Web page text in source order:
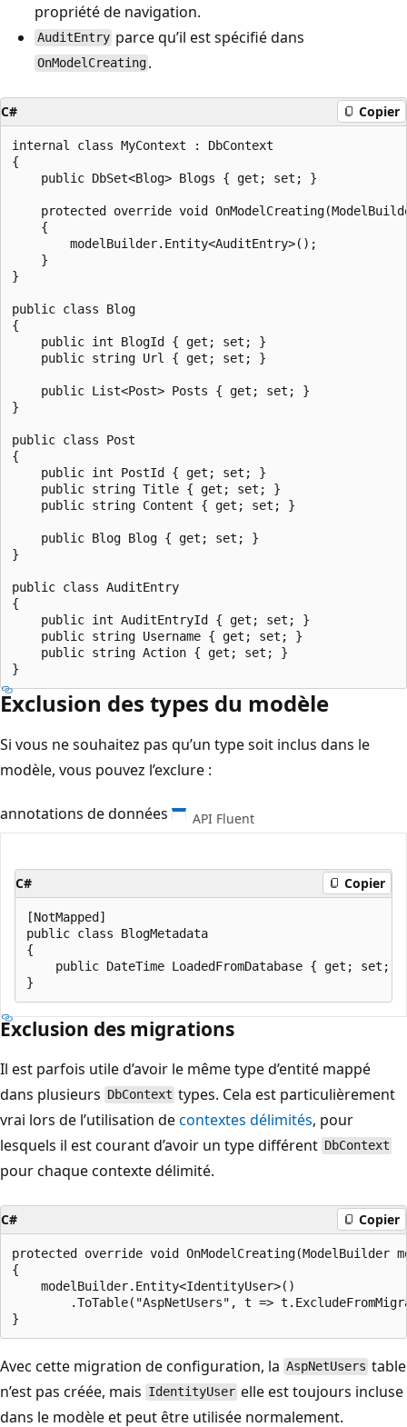
propriété de navigation.
AuditEntry parce qu’il est spécifié dans
OnModelCreating .
C# Copier
internal class MyContext : DbContext
{
    public DbSet<Blog> Blogs { get; set; }
protected override void
    {
        modelBuilder.Entity<AuditEntry>();
    }
}
public class Blog
{
    public int BlogId { get; set; }
    public string Url { get; set; }
    public List<Post> Posts { get; set; }
}
public class Post
{
    public int PostId { get; set; }
    public string Title { get; set; }
    public string Content { get; set; }
    public Blog Blog { get; set; }
}
public class AuditEntry
{
    public int AuditEntryId { get; set; }
    public string Username { get; set; }
    public string Action { get; set; }
Exclusion des types du modèle
Si vous ne souhaitez pas qu’un type soit inclus dans le
modèle, vous pouvez l’exclure :
annotations de données API Fluent
C# Copier
[NotMapped]
public class BlogMetadata
{
    public DateTime LoadedFromDatabase { get; set; }
Exclusion des migrations
Il est parfois utile d’avoir le même type d’entité mappé
dans plusieurs DbContext types. Cela est particulièrement
vrai lors de l’utilisation decontextes délimités, pour
lesquels il est courant d’avoir un type différent DbContext
pour chaque contexte délimité.
C# Copier
protected override void OnModelCreating(ModelBuilder
{
    modelBuilder.Entity<IdentityUser>()
.ToTable("AspNetUsers", t =>
Avec cette migration de configuration, la AspNetUsers table
n’est pas créée, mais IdentityUser elle est toujours incluse
dans le modèle et peut être utilisée normalement.